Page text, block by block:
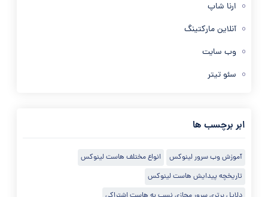
ارنا شاپ
آنلاین مارکتینگ
وب سایت
سئو تیتر
ابر برچسب ها
آموزش وب سرور لینوکس
انواع مختلف هاست لینوکس
تاریخچه پیدایش هاست لینوکس